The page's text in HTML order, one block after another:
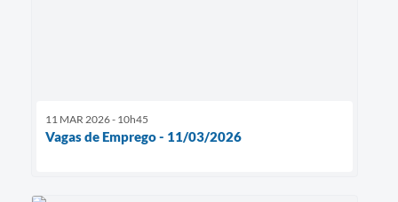
11 MAR 2026 - 10h45
Vagas de Emprego - 11/03/2026